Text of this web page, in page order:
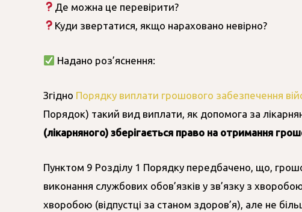
Де можна це перевірити?
Куди звертатися, якщо нараховано невірно?
Надано роз’яснення:
Згідно Порядку виплати грошового забезпечення
Порядок) такий вид виплати, як допомога за
(лікарняного) зберігається право на отримання
Пунктом 9 Розділу 1 Порядку передбачено, що,
виконання службових обов’язків у зв’язку з
хворобою (відпустці за станом здоров’я), але не